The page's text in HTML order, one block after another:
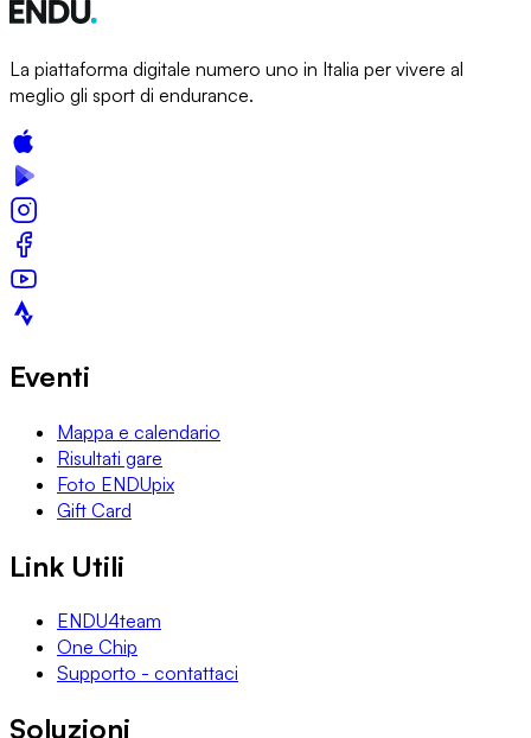
La piattaforma digitale numero uno in Italia per vivere al
meglio gli sport di endurance.
Eventi
Mappa e calendario
Risultati gare
Foto ENDUpix
Gift Card
Link Utili
ENDU4team
One Chip
Supporto - contattaci
Soluzioni